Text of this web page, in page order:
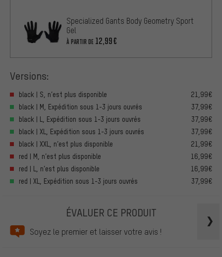
Specialized Gants Body Geometry Sport
Gel
À PARTIR DE 12,99€
Versions:
black | S, n’est plus disponible
21,99€
black | M, Expédition sous 1-3 jours ouvrés
37,99€
black | L, Expédition sous 1-3 jours ouvrés
37,99€
black | XL, Expédition sous 1-3 jours ouvrés
37,99€
black | XXL, n’est plus disponible
21,99€
red | M, n’est plus disponible
16,99€
red | L, n’est plus disponible
16,99€
red | XL, Expédition sous 1-3 jours ouvrés
37,99€
ÉVALUER CE PRODUIT
Soyez le premier et laisser votre avis !